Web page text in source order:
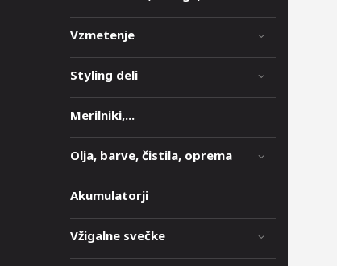
Vzmetenje
Styling deli
Merilniki,...
Olja, barve, čistila, oprema
Akumulatorji
Vžigalne svečke